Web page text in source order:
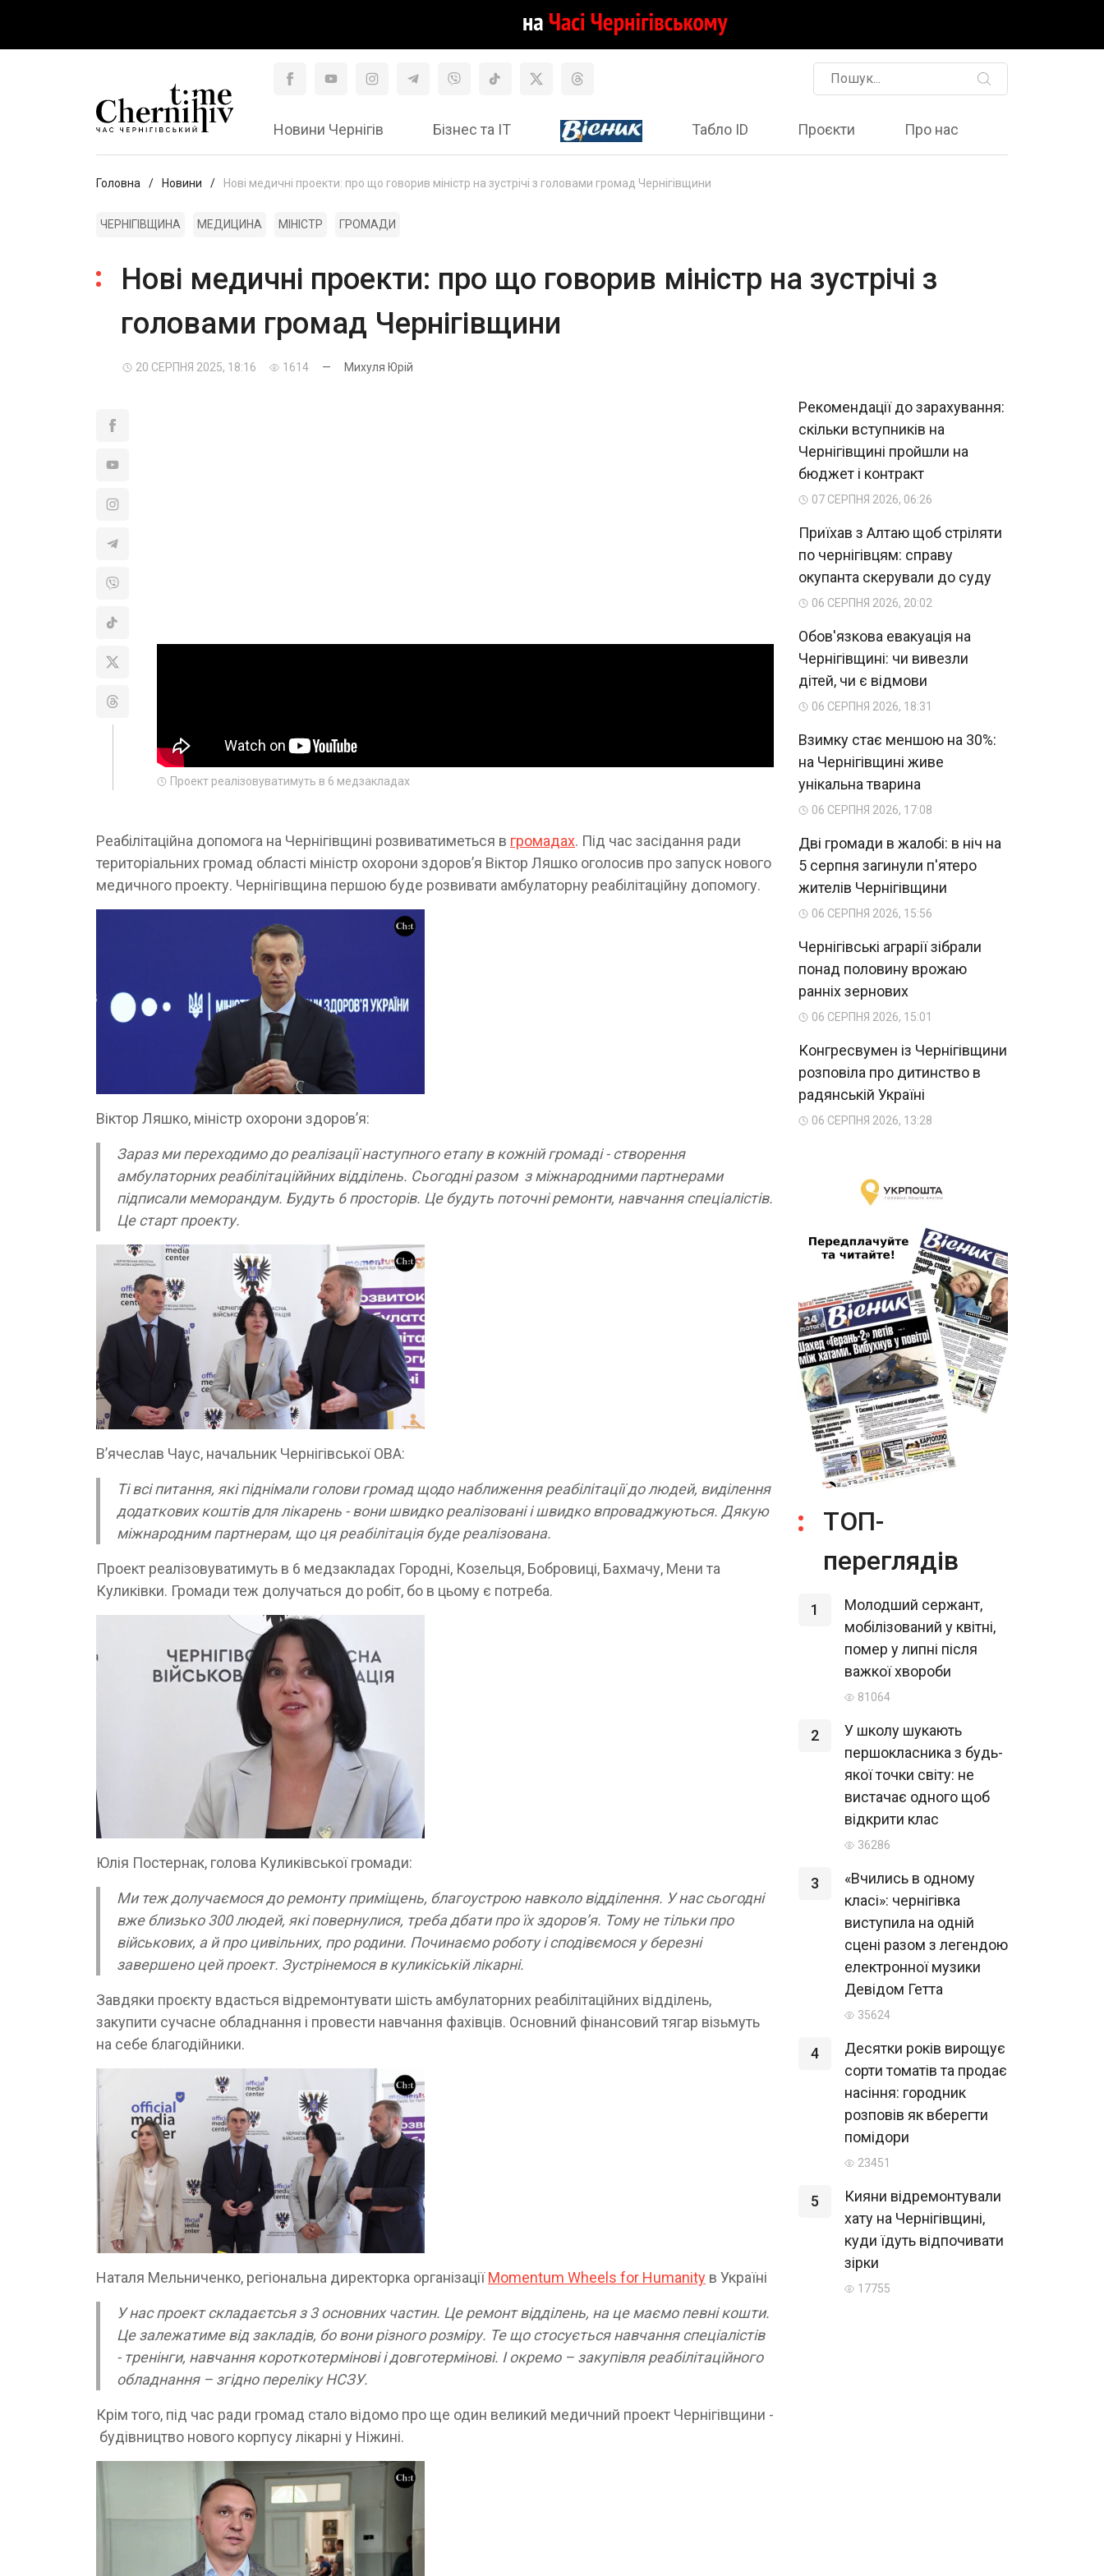
Новини Чернігів Бізнес та ІТ Табло ID Проєкти Про нас
Головна Новини Нові медичні проекти: про що говорив міністр на зустрічі з головами громад Чернігівщини
ЧЕРНІГІВЩИНА МЕДИЦИНА МІНІСТР ГРОМАДИ
Нові медичні проекти: про що говорив міністр на зустрічі з
головами громад Чернігівщини
20 СЕРПНЯ 2025, 18:16 1614 — Михуля Юрій
Проект реалізовуватимуть в 6 медзакладах
Реабілітаційна допомога на Чернігівщині розвиватиметься в громадах. Під час засідання ради
територіальних громад області міністр охорони здоров’я Віктор Ляшко оголосив про запуск нового
медичного проекту. Чернігівщина першою буде розвивати амбулаторну реабілітаційну допомогу.
Віктор Ляшко, міністр охорони здоров’я:
Зараз ми переходимо до реалізації наступного етапу в кожній громаді - створення
амбулаторних реабілітаціййних відділень. Сьогодні разом з міжнародними партнерами
підписали меморандум. Будуть 6 просторів. Це будуть поточні ремонти, навчання спеціалістів.
Це старт проекту.
В’ячеслав Чаус, начальник Чернігівської ОВА:
Ті всі питання, які піднімали голови громад щодо наближення реабілітації до людей, виділення
додаткових коштів для лікарень - вони швидко реалізовані і швидко впроваджуються. Дякую
міжнародним партнерам, що ця реабілітація буде реалізована.
Проект реалізовуватимуть в 6 медзакладах Городні, Козельця, Бобровиці, Бахмачу, Мени та
Куликівки. Громади теж долучаться до робіт, бо в цьому є потреба.
Юлія Постернак, голова Куликівської громади:
Ми теж долучаємося до ремонту приміщень, благоустрою навколо відділення. У нас сьогодні
вже близько 300 людей, які повернулися, треба дбати про їх здоров’я. Тому не тільки про
військових, а й про цивільних, про родини. Починаємо роботу і сподівємося у березні
завершено цей проект. Зустрінемося в куликіській лікарні.
Завдяки проєкту вдасться відремонтувати шість амбулаторних реабілітаційних відділень,
закупити сучасне обладнання і провести навчання фахівців. Основний фінансовий тягар візьмуть
на себе благодійники.
Наталя Мельниченко, регіональна директорка організаціїMomentum Wheels for Humanity в Україні
У нас проект складаєтсья з 3 основних частин. Це ремонт відділень, на це маємо певні кошти.
Це залежатиме від закладів, бо вони різного розміру. Те що стосується навчання спеціалістів
- тренінги, навчання короткотермінові і довготермінові. І окремо – закупівля реабілітаційного
обладнання – згідно переліку НСЗУ.
Крім того, під час ради громад стало відомо про ще один великий медичний проект Чернігівщини -
будівництво нового корпусу лікарні у Ніжині.
Рекомендації до зарахування:
скільки вступників на
Чернігівщині пройшли на
бюджет і контракт
07 СЕРПНЯ 2026, 06:26
Приїхав з Алтаю щоб стріляти
по чернігівцям: справу
окупанта скерували до суду
06 СЕРПНЯ 2026, 20:02
Обов'язкова евакуація на
Чернігівщині: чи вивезли
дітей, чи є відмови
06 СЕРПНЯ 2026, 18:31
Взимку стає меншою на 30%:
на Чернігівщині живе
унікальна тварина
06 СЕРПНЯ 2026, 17:08
Дві громади в жалобі: в ніч на
5 серпня загинули п'ятеро
жителів Чернігівщини
06 СЕРПНЯ 2026, 15:56
Чернігівські аграрії зібрали
понад половину врожаю
ранніх зернових
06 СЕРПНЯ 2026, 15:01
Конгресвумен із Чернігівщини
розповіла про дитинство в
радянській Україні
06 СЕРПНЯ 2026, 13:28
ТОП-
переглядів
1
Молодший сержант,
мобілізований у квітні,
помер у липні після
важкої хвороби
81064
2
У школу шукають
першокласника з будь-
якої точки світу: не
вистачає одного щоб
відкрити клас
36286
3
«Вчились в одному
класі»: чернігівка
виступила на одній
сцені разом з легендою
електронної музики
Девідом Гетта
35624
4
Десятки років вирощує
сорти томатів та продає
насіння: городник
розповів як вберегти
помідори
23451
5
Кияни відремонтували
хату на Чернігівщині,
куди їдуть відпочивати
зірки
17755